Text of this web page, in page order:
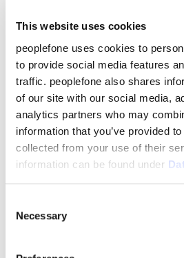
This website uses cookies
peoplefone uses cookies to
to provide social media features
traffic. peoplefone also shares
of our site with our social media,
analytics partners who may
information that you’ve provided
collected from your use of their
information can be found under
Selection
Necessary
Die Abrechnung des SMS
Prepaid oder Postpaid per
abgeschlossener peoplefone
notwendig für die Postpaid-
Den Vertrag finden Sie im
Kundenportal.